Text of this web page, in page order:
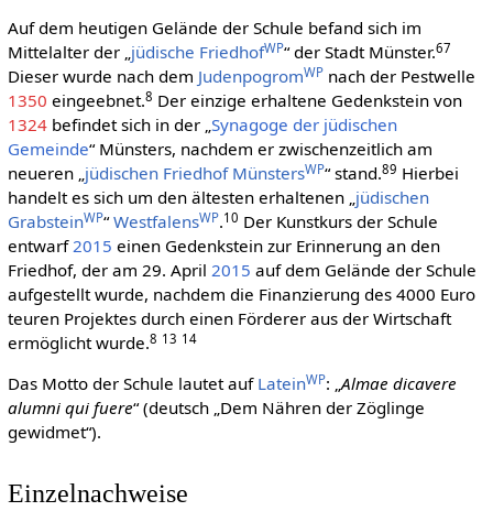
Auf dem heutigen Gelände der Schule befand sich im
Mittelalter der „jüdische FriedhofWP“ der Stadt Münster.67
Dieser wurde nach dem JudenpogromWPnach der Pestwelle
1350 eingeebnet.8 Der einzige erhaltene Gedenkstein von
1324befindet sich in der „Synagoge der jüdischen
Gemeinde“ Münsters, nachdem er zwischenzeitlich am
neueren „jüdischen Friedhof MünstersWP“ stand.89 Hierbei
handelt es sich um den ältesten erhaltenen „jüdischen
GrabsteinWP“WestfalensWP.10 Der Kunstkurs der Schule
entwarf2015 einen Gedenkstein zur Erinnerung an den
Friedhof, der am 29. April 2015 auf dem Gelände der Schule
aufgestellt wurde, nachdem die Finanzierung des 4000 Euro
teuren Projektes durch einen Förderer aus der Wirtschaft
ermöglicht wurde.8 13 14
Das Motto der Schule lautet auf LateinWP: „Almae dicavere
alumni qui fuere“ (deutsch „Dem Nähren der Zöglinge
gewidmet“).
Einzelnachweise